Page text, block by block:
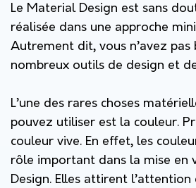
Le Material Design est sans
réalisée dans une approche
Autrement dit, vous n’avez pas
nombreux outils de design et
L’une des rares choses
pouvez utiliser est la couleur.
couleur vive. En effet, les
rôle important dans la mise en
Design. Elles attirent